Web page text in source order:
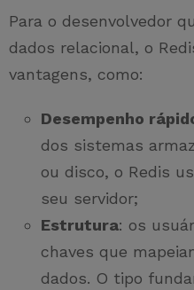
Para o desenvolvedor
dados relacional, o
vantagens, como:
Desempenho
dos sistemas
ou disco, o Redis
seu servidor;
Estrutura: os
chaves que
dados. O tipo